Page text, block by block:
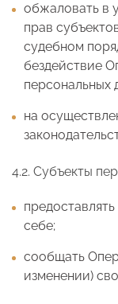
обжаловать в
прав
судебном
бездействие
персональных
на
4.2. Субъекты
себе;
сообщать
изменении)